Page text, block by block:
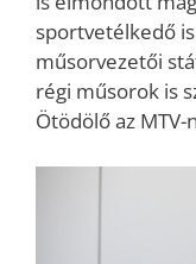
sportvetélkedő
műsorvezetői
régi műsorok is
Ötödölő az MTV-